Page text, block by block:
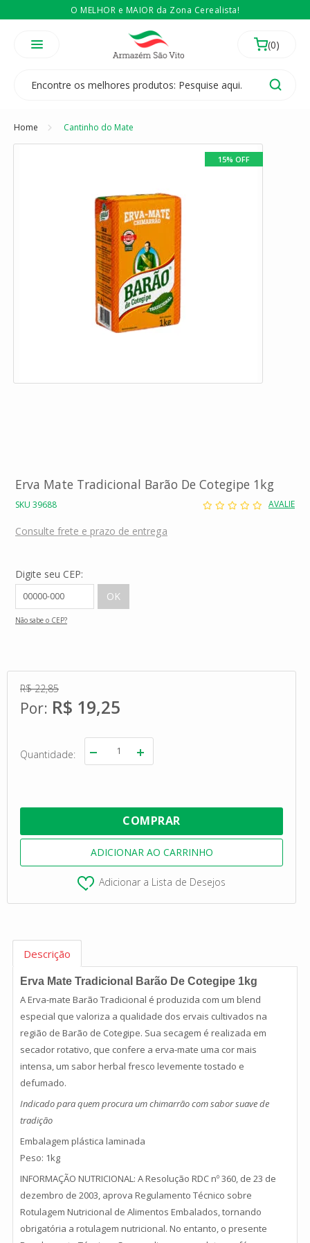
O MELHOR e MAIOR da Zona Cerealista!
Temos 3 lojas físicas na Zona Cerealista de São Paulo!
É revendedor? EntãoCompre no atacado
Home Cantinho do Mate
15% OFF
Erva Mate Tradicional Barão De Cotegipe 1kg
SKU 39688 AVALIE
Consulte frete e prazo de entrega
Digite seu CEP:
Não sabe o CEP?
R$ 22,85
R$ 19,25
Quantidade
Adicionar a Lista de Desejos
Descrição
Erva Mate Tradicional Barão De Cotegipe 1kg
A Erva-mate Barão Tradicional é produzida com um blend
especial que valoriza a qualidade dos ervais cultivados na
região de Barão de Cotegipe. Sua secagem é realizada em
secador rotativo, que confere a erva-mate uma cor mais
intensa, um sabor herbal fresco levemente tostado e
defumado.
Indicado para quem procura um chimarrão com sabor suave de
tradição
Embalagem plástica laminada
Peso: 1kg
INFORMAÇÃO NUTRICIONAL: A Resolução RDC nº 360, de 23 de
dezembro de 2003, aprova Regulamento Técnico sobre
Rotulagem Nutricional de Alimentos Embalados, tornando
obrigatória a rotulagem nutricional. No entanto, o presente